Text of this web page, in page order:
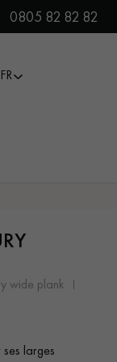
FRAIS PAR CARTE
0805 82 82 82
FR
wide plank
larges